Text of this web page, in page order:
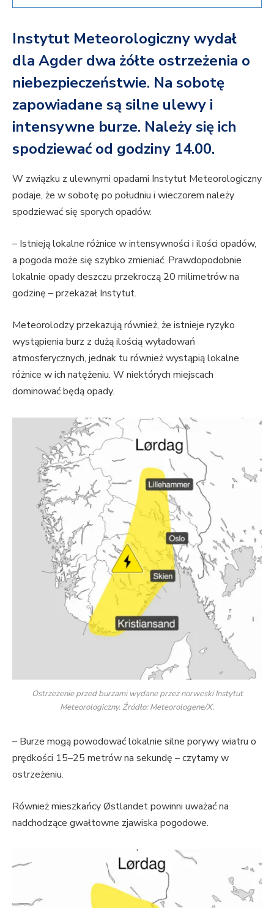
Instytut Meteorologiczny wydał
dla Agder dwa żółte ostrzeżenia o
niebezpieczeństwie. Na sobotę
zapowiadane są silne ulewy i
intensywne burze. Należy się ich
spodziewać od godziny 14.00.
W związku z ulewnymi opadami Instytut Meteorologiczny
podaje, że w sobotę po południu i wieczorem należy
spodziewać się sporych opadów.
– Istnieją lokalne różnice w intensywności i ilości opadów,
a pogoda może się szybko zmieniać. Prawdopodobnie
lokalnie opady deszczu przekroczą 20 milimetrów na
godzinę – przekazał Instytut.
Meteorolodzy przekazują również, że istnieje ryzyko
wystąpienia burz z dużą ilością wyładowań
atmosferycznych, jednak tu również wystąpią lokalne
różnice w ich natężeniu. W niektórych miejscach
dominować będą opady.
Ostrzeżenie przed burzami wydane przez norweski Instytut
Meteorologiczny. Źródło: Meteorologene/X.
– Burze mogą powodować lokalnie silne porywy wiatru o
prędkości 15–25 metrów na sekundę – czytamy w
ostrzeżeniu.
Również mieszkańcy Østlandet powinni uważać na
nadchodzące gwałtowne zjawiska pogodowe.